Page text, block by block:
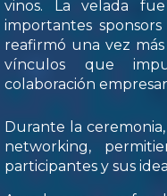
vinos. La velada
importantes
reafirmó una vez
vínculos que
colaboración
Durante la
networking,
participantes y sus